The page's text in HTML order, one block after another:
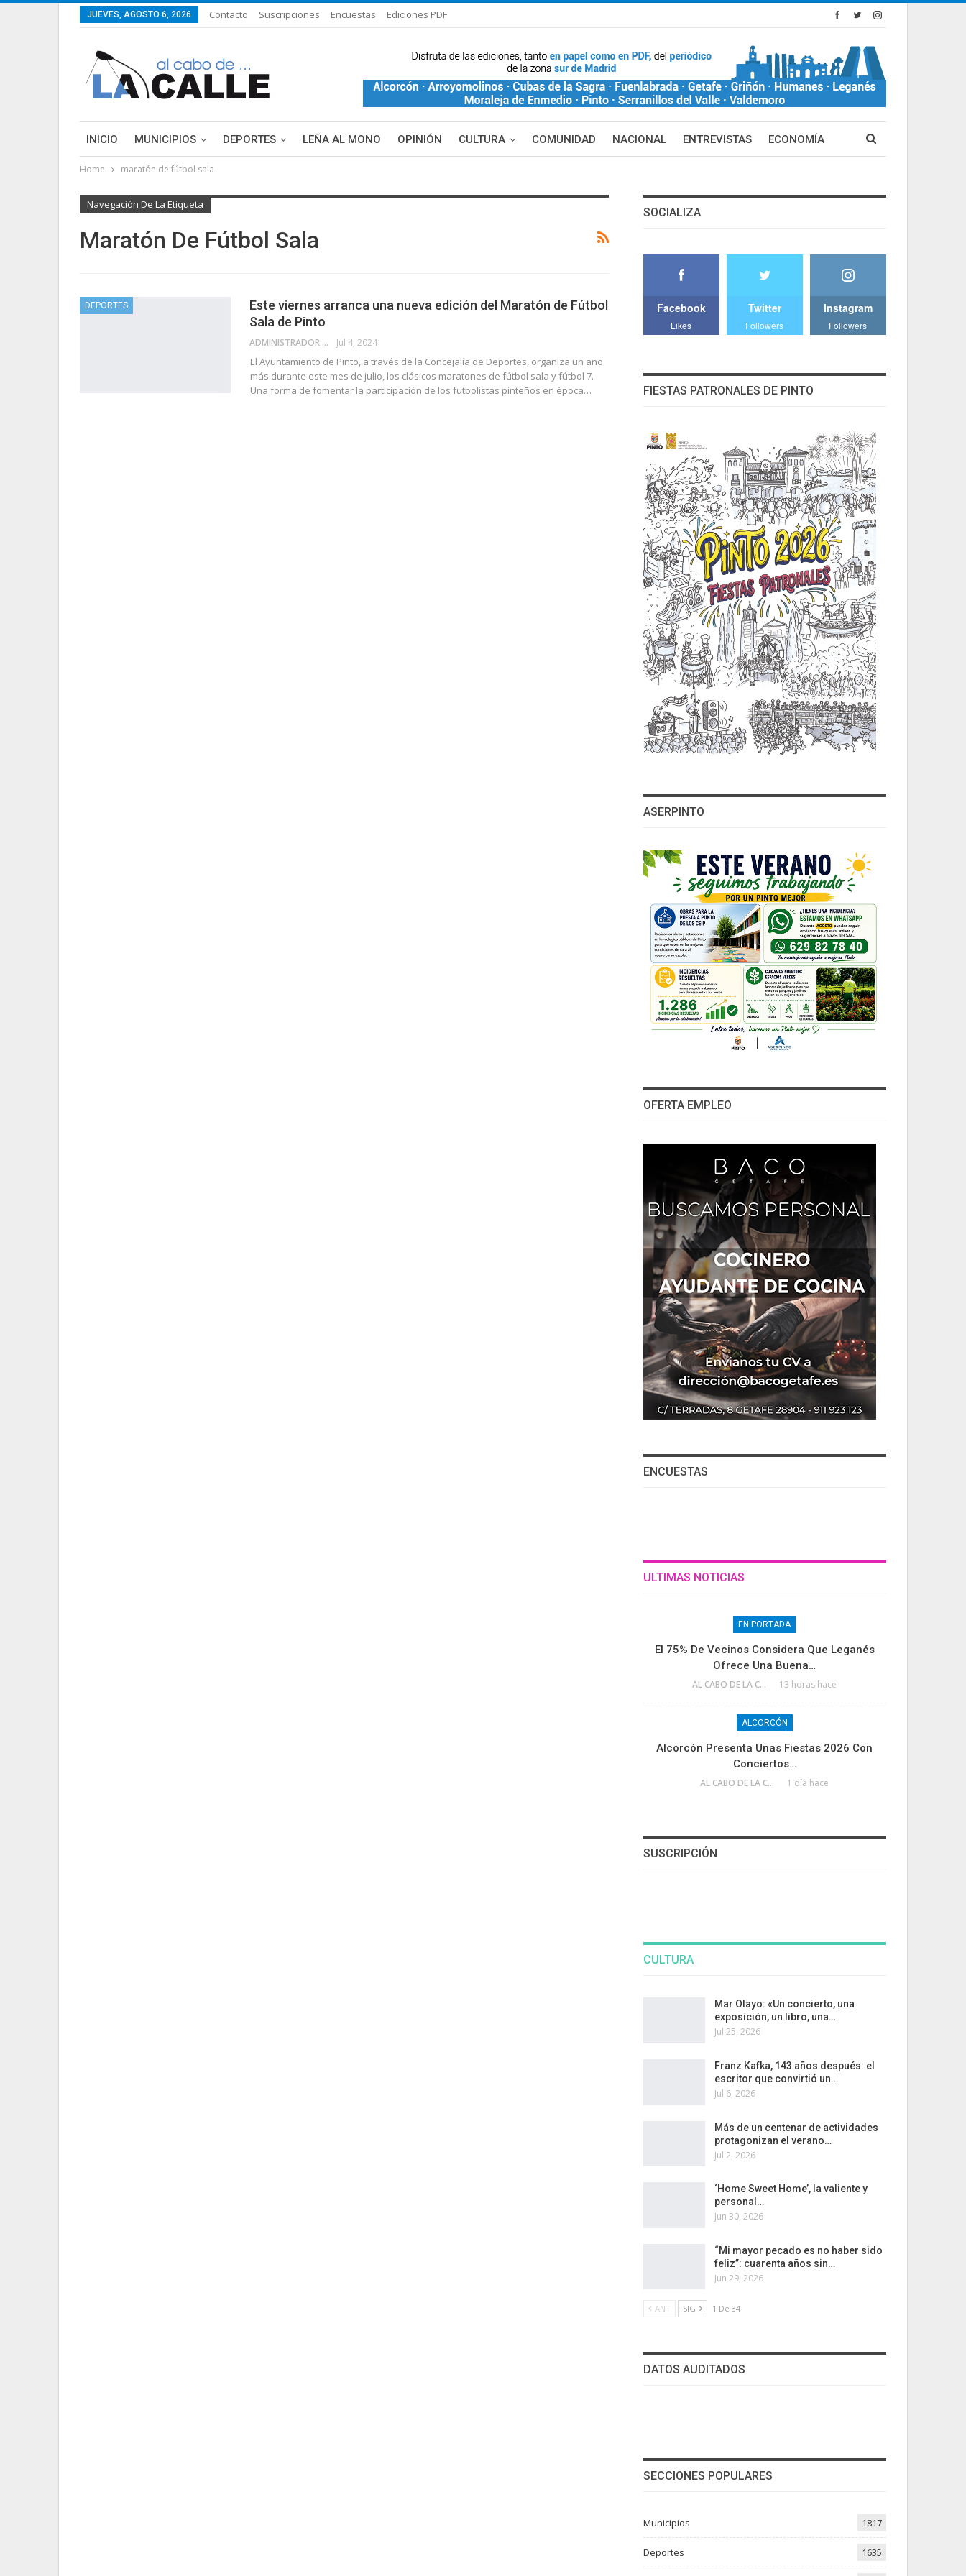
JUEVES, AGOSTO 6, 2026 Contacto Suscripciones Encuestas Ediciones PDF
INICIO MUNICIPIOS DEPORTES LEÑA AL MONO OPINIÓN CULTURA COMUNIDAD NACIONAL ENTREVISTAS ECONOMÍA
LIFESTYLE PURA FICCIÓN: LAS HISTORIAS DE BLANCA
Home maratón de fútbol sala
Navegación De La Etiqueta
Maratón De Fútbol Sala
DEPORTES
Este viernes arranca una nueva edición del Maratón de Fútbol
Sala de Pinto
ADMINISTRADOR Jul 4, 2024
El Ayuntamiento de Pinto, a través de la Concejalía de Deportes, organiza un año
más durante este mes de julio, los clásicos maratones de fútbol sala y fútbol 7.
Una forma de fomentar la participación de los futbolistas pinteños en época…
SOCIALIZA
Facebook
Likes
Twitter
Followers
Instagram
Followers
FIESTAS PATRONALES DE PINTO
ASERPINTO
OFERTA EMPLEO
ENCUESTAS
ULTIMAS NOTICIAS
EN PORTADA
El 75% De Vecinos Considera Que Leganés
Ofrece Una Buena…
AL CABO DE LA CALLE 13 horas hace
ALCORCÓN
Alcorcón Presenta Unas Fiestas 2026 Con
Conciertos…
AL CABO DE LA CALLE 1 día hace
SUSCRIPCIÓN
CULTURA
Mar Olayo: «Un concierto, una
exposición, un libro, una…
Jul 25, 2026
Franz Kafka, 143 años después: el
escritor que convirtió un…
Jul 6, 2026
Más de un centenar de actividades
protagonizan el verano…
Jul 2, 2026
‘Home Sweet Home’, la valiente y
personal…
Jun 30, 2026
“Mi mayor pecado es no haber sido
feliz”: cuarenta años sin…
Jun 29, 2026
ANT SIG 1 De 34
DATOS AUDITADOS
SECCIONES POPULARES
Municipios 1817
Deportes 1635